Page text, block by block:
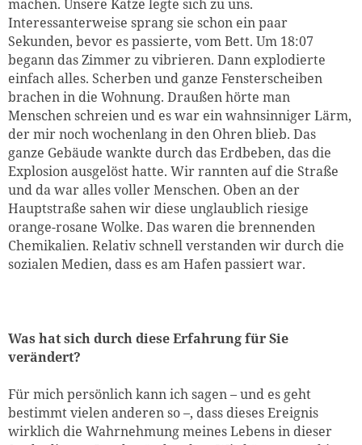
machen. Unsere Katze legte sich zu uns.
Interessanterweise sprang sie schon ein paar
Sekunden, bevor es passierte, vom Bett. Um 18:07
begann das Zimmer zu vibrieren. Dann explodierte
einfach alles. Scherben und ganze Fensterscheiben
brachen in die Wohnung. Draußen hörte man
Menschen schreien und es war ein wahnsinniger Lärm,
der mir noch wochenlang in den Ohren blieb. Das
ganze Gebäude wankte durch das Erdbeben, das die
Explosion ausgelöst hatte. Wir rannten auf die Straße
und da war alles voller Menschen. Oben an der
Hauptstraße sahen wir diese unglaublich riesige
orange-rosane Wolke. Das waren die brennenden
Chemikalien. Relativ schnell verstanden wir durch die
sozialen Medien, dass es am Hafen passiert war.
Was hat sich durch diese Erfahrung für Sie
verändert?
Für mich persönlich kann ich sagen – und es geht
bestimmt vielen anderen so –, dass dieses Ereignis
wirklich die Wahrnehmung meines Lebens in dieser